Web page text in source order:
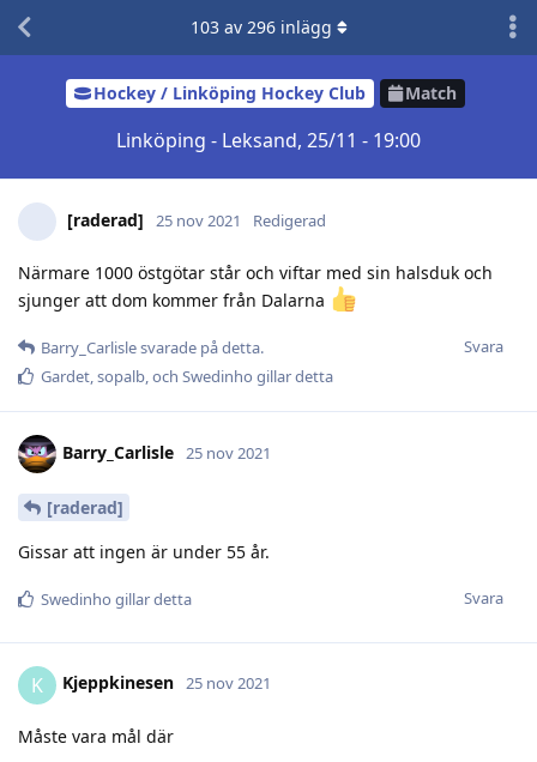
Hockey / Linköping Hockey Club Match
Linköping - Leksand, 25/11 - 19:00
103av 296inlägg
[raderad] 25 nov 2021 Redigerad
Närmare 1000 östgötar står och viftar med sin halsduk och
sjunger att dom kommer från Dalarna
Svara
Barry_Carlislesvarade på detta.
Gardet,sopalb, och Swedinho gillar detta
Barry_Carlisle 25 nov 2021
[raderad]
Gissar att ingen är under 55 år.
Svara
Swedinho gillar detta
K Kjeppkinesen 25 nov 2021
Måste vara mål där